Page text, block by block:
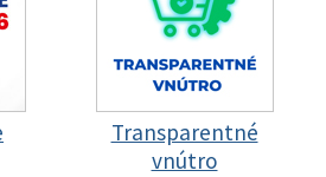
Transparentné
vnútro